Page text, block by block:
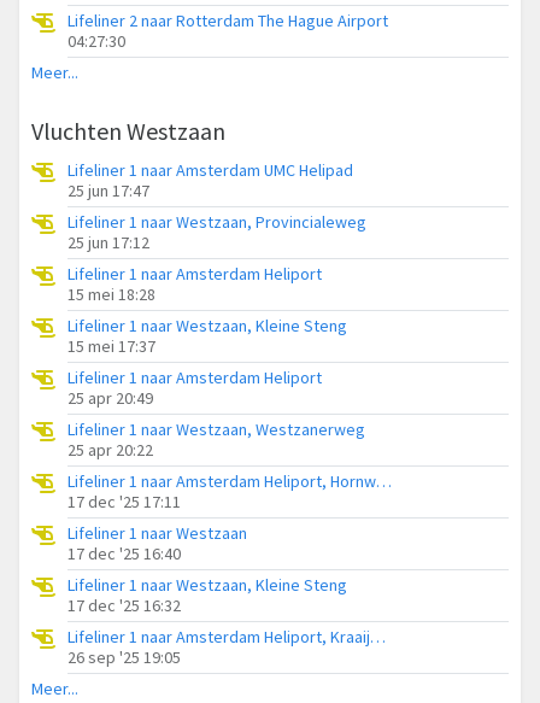
Lifeliner 2 naar Rotterdam The Hague Airport
04:27:30
Meer...
Vluchten Westzaan
Lifeliner 1 naar Amsterdam UMC Helipad
25 jun 17:47
Lifeliner 1 naar Westzaan, Provincialeweg
25 jun 17:12
Lifeliner 1 naar Amsterdam Heliport
15 mei 18:28
Lifeliner 1 naar Westzaan, Kleine Steng
15 mei 17:37
Lifeliner 1 naar Amsterdam Heliport
25 apr 20:49
Lifeliner 1 naar Westzaan, Westzanerweg
25 apr 20:22
Lifeliner 1 naar Amsterdam Heliport, Hornweg
17 dec '25 17:11
Lifeliner 1 naar Westzaan
17 dec '25 16:40
Lifeliner 1 naar Westzaan, Kleine Steng
17 dec '25 16:32
Lifeliner 1 naar Amsterdam Heliport, Kraaijenkamp
26 sep '25 19:05
Meer...